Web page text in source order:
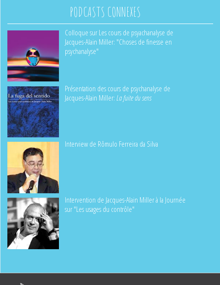
PODCASTS CONNEXES
Colloque sur Les cours de psyachanalyse de
Jacques-Alain Miller: "Choses de finesse en
psychanalyse"
Présentation des cours de psychanalyse de
Jacques-Alain Miller:La fuite du sens
Interview de Rômulo Ferreira da Silva
Intervention de Jacques-Alain Miller à la Journée
sur "Les usages du contrôle"